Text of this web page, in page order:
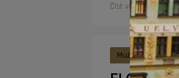
Číst více
Muži A 2. 3.